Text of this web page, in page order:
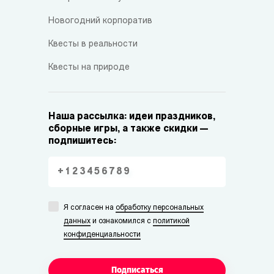
Новогодний корпоратив
Квесты в реальности
Квесты на природе
Наша рассылка: идеи праздников,
сборные игры, а также скидки —
подпишитесь:
Я согласен на обработку персональных
данных и ознакомился с политикой
конфиденциальности
Подписаться